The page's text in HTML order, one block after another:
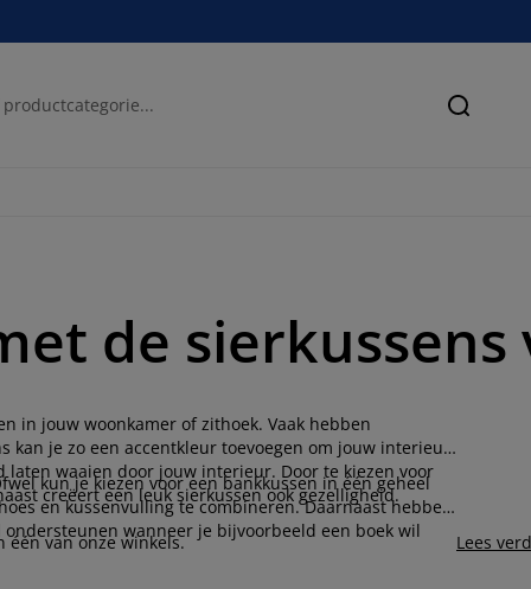
Zoeken
de sierkussens
in jouw woonkamer of zithoek. Vaak hebben
kan je zo een accentkleur toevoegen om jouw interieur
waaien door jouw interieur. Door te kiezen voor
creëert een leuk sierkussen ook gezelligheid.
kun je kiezen voor een bankkussen in één geheel
en kussenvulling te combineren. Daarnaast hebben
wanneer je bijvoorbeeld een boek wil
één van onze winkels. Lees